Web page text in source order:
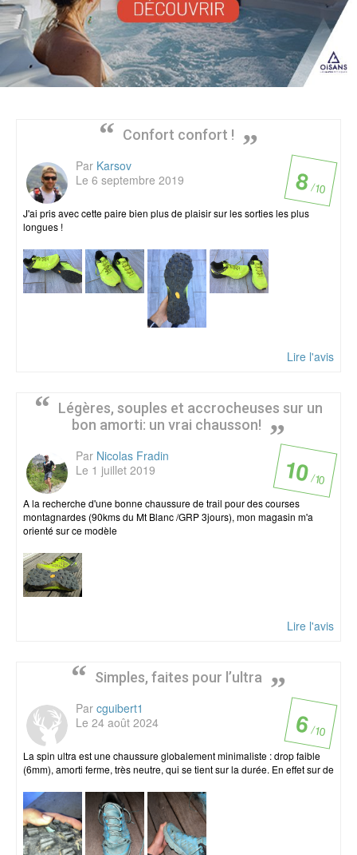
Confort confort !
8/ 10
Par Karsov
Le 6 septembre 2019
J'ai pris avec cette paire bien plus de plaisir sur les sorties les plus
longues !
Lire l'avis
Légères, souples et accrocheuses sur un
bon amorti: un vrai chausson!
10/ 10
Par Nicolas Fradin
Le 1 juillet 2019
A la recherche d'une bonne chaussure de trail pour des courses
montagnardes (90kms du Mt Blanc /GRP 3jours), mon magasin m'a
orienté sur ce modèle
Lire l'avis
Simples, faites pour l’ultra
6/ 10
Par cguibert1
Le 24 août 2024
La spin ultra est une chaussure globalement minimaliste : drop faible
(6mm), amorti ferme, très neutre, qui se tient sur la durée. En effet sur de